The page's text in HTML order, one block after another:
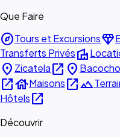
Que Faire
exploreTours et Excursionsdiamond
Transferts Privésvilla
place Zicatelaopen_in_new place Bacocho
open_in_newhouseMaisonsopen_in_newlandscape
Hôtelsopen_in_new
Découvrir